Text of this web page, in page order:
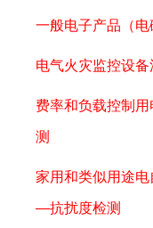
一般电子产品（
电气火灾监控设
费率和负载控制
测
家用和类似用途
—抗扰度检测